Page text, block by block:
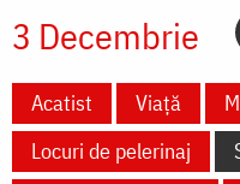
3 Decembrie
Acatist Viață
Locuri de pelerinaj